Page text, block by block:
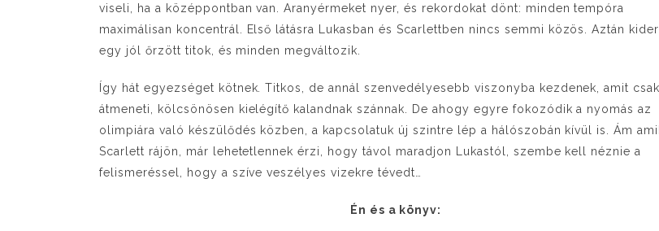
viseli, ha a középpontban van. Aranyérmeket nyer, és rekordokat dönt: minden tempóra
maximálisan koncentrál. Első látásra Lukasban és Scarlettben nincs semmi közös. Aztán
egy jól őrzött titok, és minden megváltozik.
Így hát egyezséget kötnek. Titkos, de annál szenvedélyesebb viszonyba kezdenek, amit csak
átmeneti, kölcsönösen kielégítő kalandnak szánnak. De ahogy egyre fokozódik a nyomás az
olimpiára való készülődés közben, a kapcsolatuk új szintre lép a hálószobán kívül is. Ám
Scarlett rájön, már lehetetlennek érzi, hogy távol maradjon Lukastól, szembe kell néznie a
felismeréssel, hogy a szíve veszélyes vizekre tévedt…
Én és a könyv: